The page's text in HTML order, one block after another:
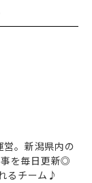
。新潟県内の
を毎日更新◎
るチーム♪